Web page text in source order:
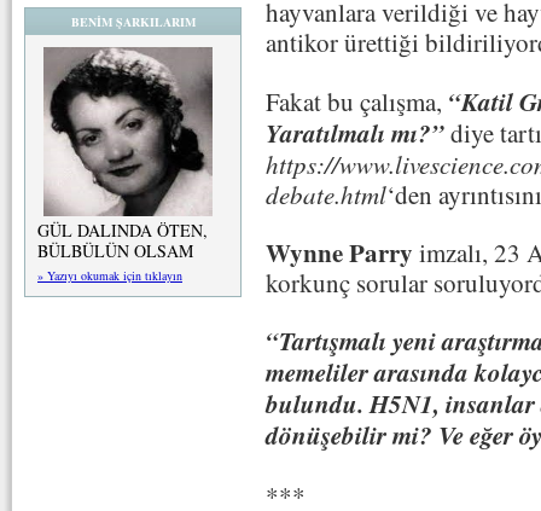
BENİM ŞARKILARIM
GÜL DALINDA ÖTEN,
BÜLBÜLÜN OLSAM
» Yazıyı okumak için tıklayın
hayvanlara verildiği ve
antikor ürettiği
Fakat bu çalışma, “Katil
Yaratılmalı mı?”diye
https://
debate.html‘den
Wynne Parry imzalı, 23
korkunç sorular
“Tartışmalı yeni
memeliler arasında
bulundu. H5N1, insanlar
dönüşebilir mi? Ve eğer
***